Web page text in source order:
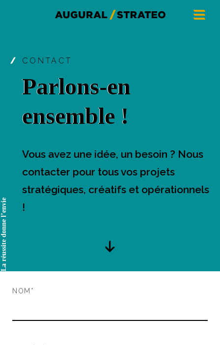
La réussite donne l’envie
CONTACT
Parlons-en
ensemble !
Vous avez une idée, un besoin ? Nous
contacter pour tous vos projets
stratégiques, créatifs et opérationnels
!
NOM*